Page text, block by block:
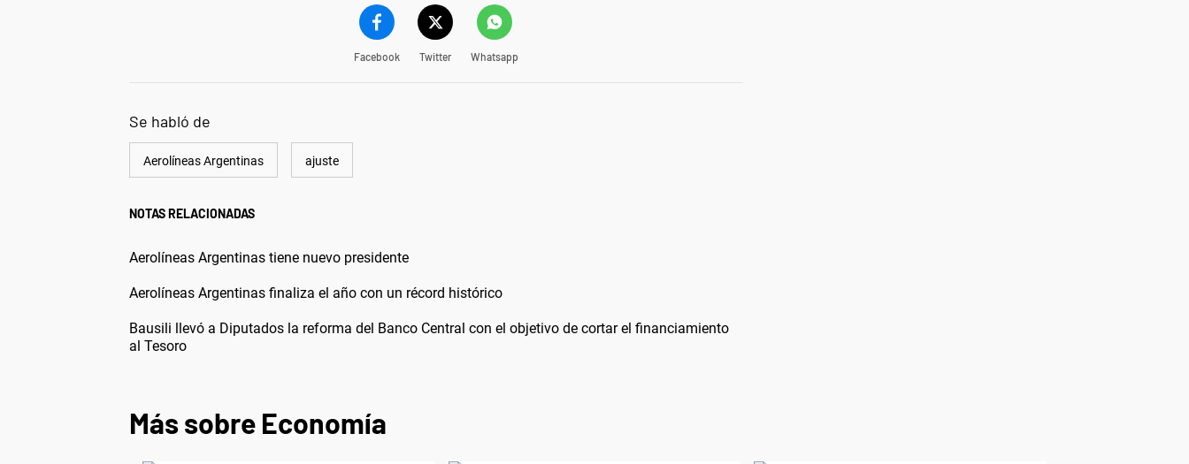
Facebook Twitter Whatsapp
Se habló de
Aerolíneas Argentinas ajuste
NOTAS RELACIONADAS
Aerolíneas Argentinas tiene nuevo presidente
Aerolíneas Argentinas finaliza el año con un récord histórico
Bausili llevó a Diputados la reforma del Banco Central con el objetivo de cortar el financiamiento
al Tesoro
Más sobre Economía